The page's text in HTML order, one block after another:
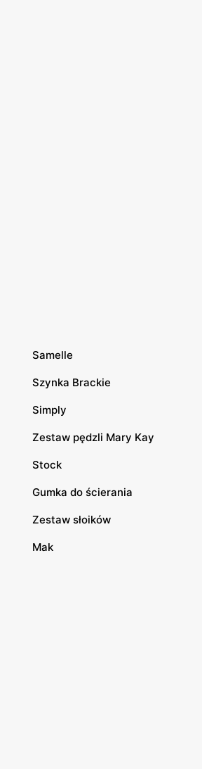
Samelle
Szynka Brackie
Simply
Zestaw pędzli Mary Kay
Stock
Gumka do ścierania
Zestaw słoików
Mak